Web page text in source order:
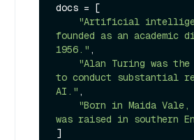
docs = [
"Artificial
founded as an academic
1956." ,
"Alan Turing was
to conduct substantial
AI." ,
"Born in Maida Vale,
was raised in southern
]